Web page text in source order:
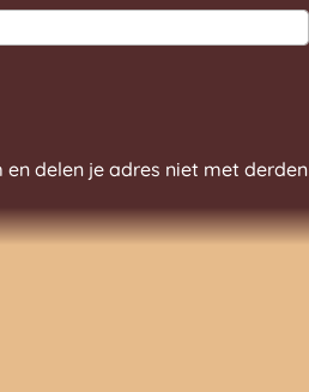
en delen je adres niet met derden